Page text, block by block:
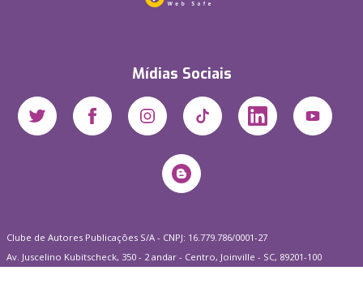
Mídias Sociais
Clube de Autores Publicações S/A - CNPJ: 16.779.786/0001-27
Av. Juscelino Kubitscheck, 350 - 2 andar - Centro, Joinville - SC, 89201-100